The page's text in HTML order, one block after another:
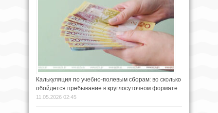
Калькуляция по учебно-полевым сборам: во сколько
обойдется пребывание в круглосуточном формате
11.05.2026 02:45